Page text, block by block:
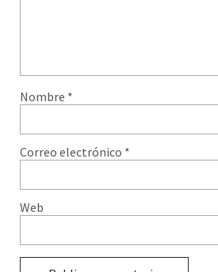
Nombre *
Correo electrónico *
Web